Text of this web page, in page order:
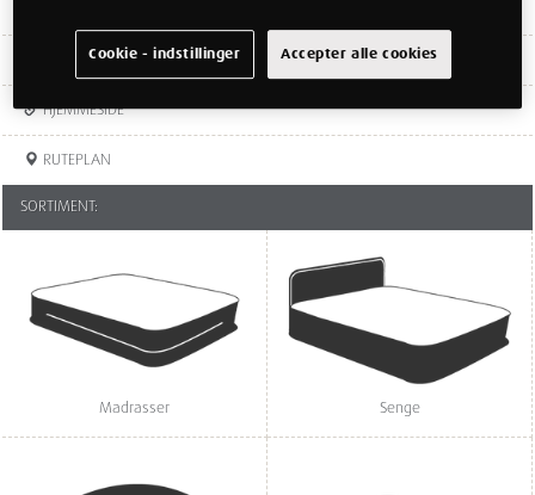
88 18 36 00
HJEMMESIDE
RUTEPLAN
SORTIMENT:
Madrasser Senge
Accepter alle cookies
Cookie - indstillinger